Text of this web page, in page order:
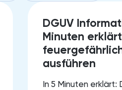
15.JUNE 2026
DGUV
Minuten
ausführen
In 5 Minuten erklärt: